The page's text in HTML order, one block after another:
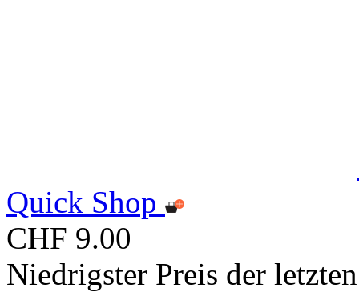
Quick Shop
CHF 9.00
Niedrigster Preis der